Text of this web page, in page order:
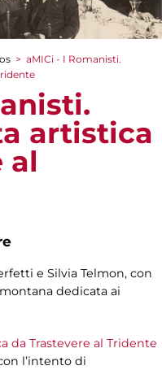
> aMICi - I Romanisti.
artistica
al
e Silvia Telmon, con
dedicata ai
da Trastevere al Tridente
l’intento di